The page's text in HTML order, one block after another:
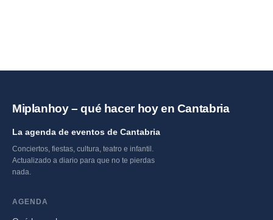
Miplanhoy – qué hacer hoy en Cantabria
La agenda de eventos de Cantabria
Conciertos, fiestas, cultura, teatro e infantil.
Actualizado a diario para que no te pierdas
nada.
AGENDA